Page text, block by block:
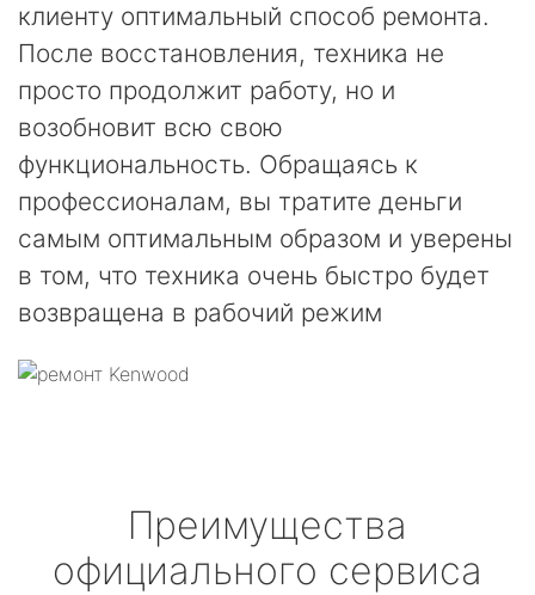
клиенту оптимальный способ ремонта.
После восстановления, техника не
просто продолжит работу, но и
возобновит всю свою
функциональность. Обращаясь к
профессионалам, вы тратите деньги
самым оптимальным образом и уверены
в том, что техника очень быстро будет
возвращена в рабочий режим
Преимущества
официального сервиса